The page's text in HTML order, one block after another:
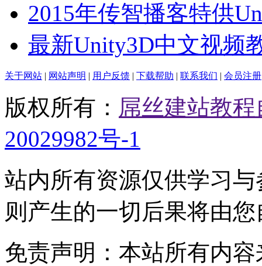
2015年传智播客特供
最新Unity3D中文视频
关于网站 | 网站声明 | 用户反馈 | 下载帮助 | 联系我们 | 会员注册
版权所有： 屌丝建站教
20029982号-1
站内所有资源仅供学习
则产生的一切后果将由
免责声明：本站所有内